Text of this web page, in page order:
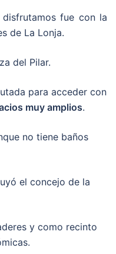
fue con la
de La Lonja.
del Pilar.
para acceder con
muy amplios.
no tiene baños
el concejo de la
y como recinto